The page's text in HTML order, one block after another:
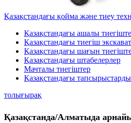
Қазақстандағы қойма және тиеу
Қазақстандағы ашалы
Қазақстандағы тиегіш
Қазақстандағы шағын
Қазақстандағы штабелерлер
Мачталы тиегіштер
Қазақстандағы
толығырақ
Қазақстанда/Алматыда